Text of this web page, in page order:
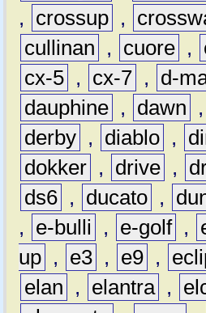
,
crossup ,
cullinan
, cuore ,
cx-5 , cx-7 , d-
dauphine , dawn ,
derby , diablo ,
dokker , drive ,
ds6 , ducato ,
,
e-bulli , e-golf ,
up , e3 , e9 ,
elan
, elantra ,